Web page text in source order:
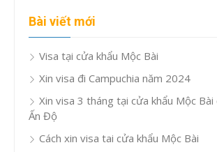
Bài viết mới
Visa tại cửa khẩu Mộc Bài
Xin visa đi Campuchia năm 2024
Xin visa 3 tháng tại cửa khẩu Mộc
Ấn Độ
Cách xin visa tai cửa khẩu Mộc Bài